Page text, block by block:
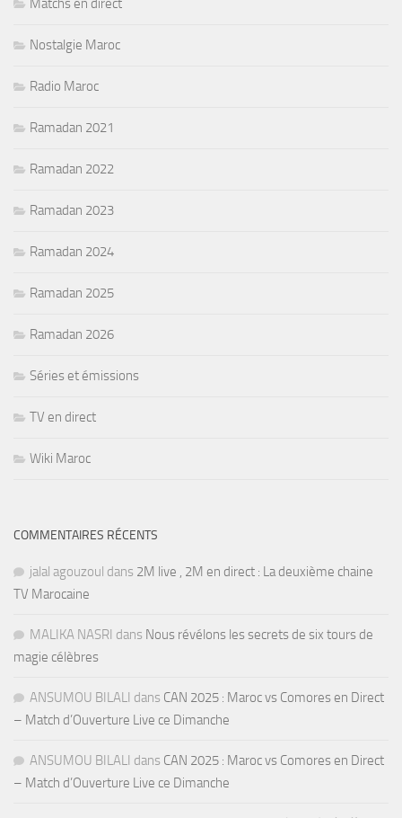
Matchs en direct
Nostalgie Maroc
Radio Maroc
Ramadan 2021
Ramadan 2022
Ramadan 2023
Ramadan 2024
Ramadan 2025
Ramadan 2026
Séries et émissions
TV en direct
Wiki Maroc
COMMENTAIRES RÉCENTS
jalal agouzoul dans 2M live , 2M en direct : La deuxième chaine
TV Marocaine
MALIKA NASRI dans Nous révélons les secrets de six tours de
magie célèbres
ANSUMOU BILALI dans CAN 2025 : Maroc vs Comores en Direct
– Match d’Ouverture Live ce Dimanche
ANSUMOU BILALI dans CAN 2025 : Maroc vs Comores en Direct
– Match d’Ouverture Live ce Dimanche